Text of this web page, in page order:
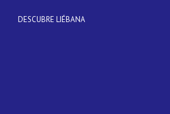
DESCUBRE LIÉBANA